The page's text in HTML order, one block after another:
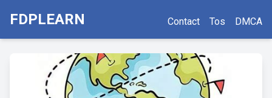
FDPLEARN Contact Tos DMCA